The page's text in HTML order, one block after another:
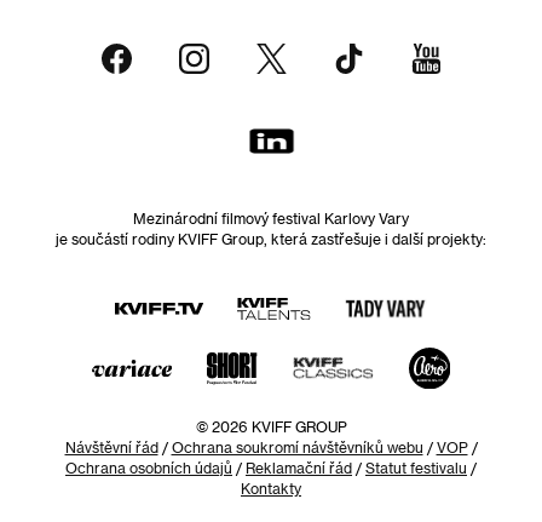
Mezinárodní filmový festival Karlovy Vary
je součástí rodiny KVIFF Group, která zastřešuje i další projekty:
© 2026 KVIFF GROUP
Návštěvní řád/ Ochrana soukromí návštěvníků webu / VOP/
Ochrana osobních údajů / Reklamační řád / Statut festivalu /
Kontakty